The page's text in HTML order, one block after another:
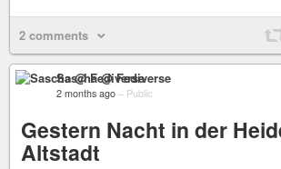
2 comments
Sascha @ Fediverse
2 months ago – Public
Gestern Nacht in der
Altstadt